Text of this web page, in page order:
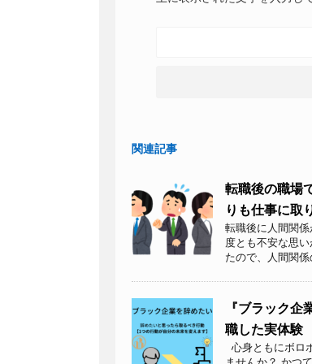
関連記事
転職後の職場
りも仕事に取
転職後に人間関
度とも不安な思
たので、人間関
『ブラック
職した実体験
心身ともにボロ